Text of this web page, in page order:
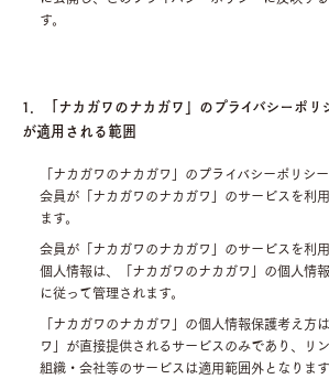
す。
1．「ナカガワのナカガワ」のプライバシーポ
が適用される範囲
「ナカガワのナカガワ」のプライバシーポリシ
会員が「ナカガワのナカガワ」のサービスを利
ます。
会員が「ナカガワのナカガワ」のサービスを利
個人情報は、「ナカガワのナカガワ」の個人情
に従って管理されます。
「ナカガワのナカガワ」の個人情報保護考え方
ワ」が直接提供されるサービスのみであり、リ
組織・会社等のサービスは適用範囲外となります